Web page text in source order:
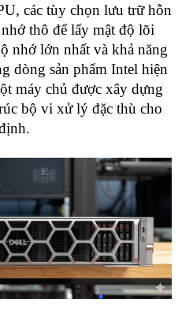
các tùy chọn lưu trữ hỗn
thô để lấy mật độ lõi
nhớ lớn nhất và khả năng
dòng sản phẩm Intel hiện
máy chủ được xây dựng
bộ vi xử lý đặc thù cho